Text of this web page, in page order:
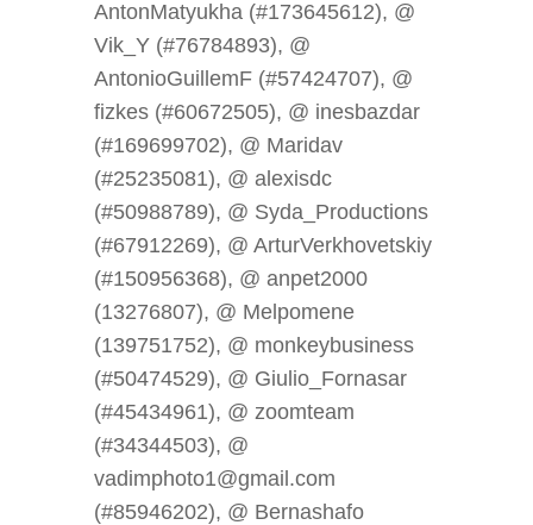
AntonMatyukha (#173645612), @
Vik_Y (#76784893), @
AntonioGuillemF (#57424707), @
fizkes (#60672505), @ inesbazdar
(#169699702), @ Maridav
(#25235081), @ alexisdc
(#50988789), @ Syda_Productions
(#67912269), @ ArturVerkhovetskiy
(#150956368), @ anpet2000
(13276807), @ Melpomene
(139751752), @ monkeybusiness
(#50474529), @ Giulio_Fornasar
(#45434961), @ zoomteam
(#34344503), @
vadimphoto1@gmail.com
(#85946202), @ Bernashafo